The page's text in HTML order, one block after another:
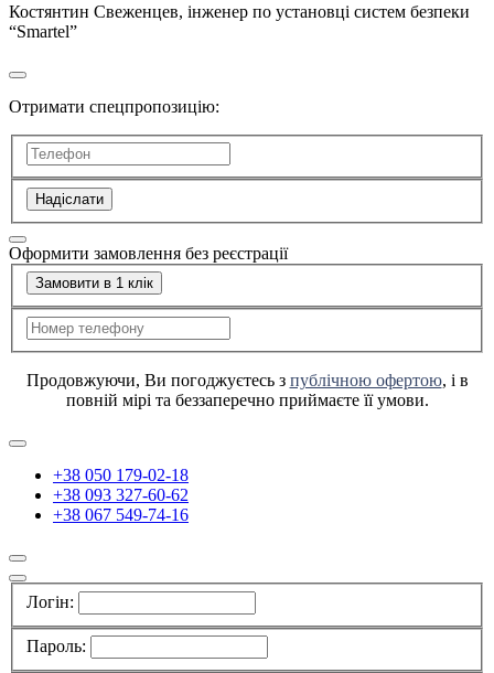
Костянтин Свеженцев, інженер по установці систем безпеки
“Smartel”
Отримати спецпропозицію:
Надіслати
Оформити замовлення без реєстрації
Замовити в 1 клік
Продовжуючи, Ви погоджуєтесь з публічною офертою, і в
повній мірі та беззаперечно приймаєте її умови.
+38 050 179-02-18
+38 093 327-60-62
+38 067 549-74-16
Логін:
Пароль: